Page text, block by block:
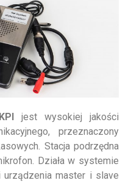
jest wysokiej jakości
przeznaczony
Stacja podrzędna
Działa w systemie
urządzenia master i slave